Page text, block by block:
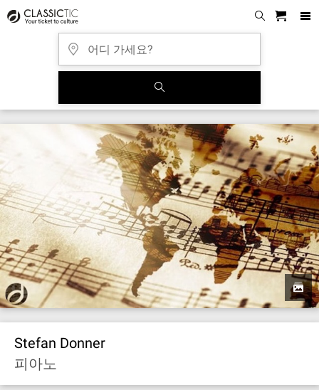
Stefan Donner
피아노